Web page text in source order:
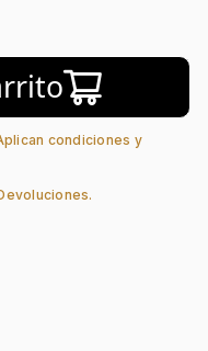
condiciones y